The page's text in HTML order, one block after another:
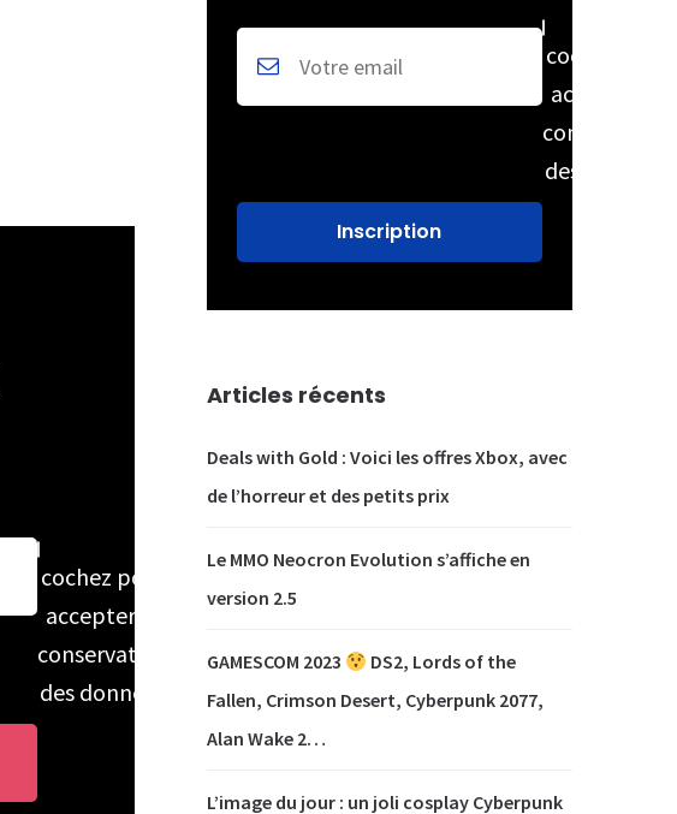
cochez pour
accepter la
conservation
des données
cochez pour
accepter la
conservation
des données
Articles récents
Deals with Gold : Voici les offres Xbox, avec
de l’horreur et des petits prix
Le MMO Neocron Evolution s’affiche en
version 2.5
GAMESCOM 2023
DS2, Lords of the
Fallen, Crimson Desert, Cyberpunk 2077,
Alan Wake 2…
L’image du jour : un joli cosplay Cyberpunk